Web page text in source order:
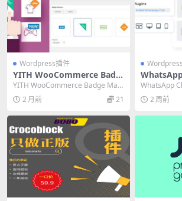
Wordpress插件
YITH WooCommerce Badg
e Management Premium 3.
26.0 独家汉化版 – 自定义徽章
提升转化率
YITH WooCommerce Badge Man
agement Premiu...
2 月前 21
Chat)
ess 在线沟
WhatsApp
8.3.11 专业...
2 周前